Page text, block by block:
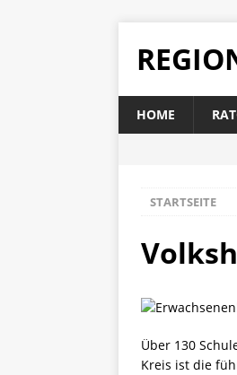
HOME
STARTSEITE
Über 130
Kreis ist die